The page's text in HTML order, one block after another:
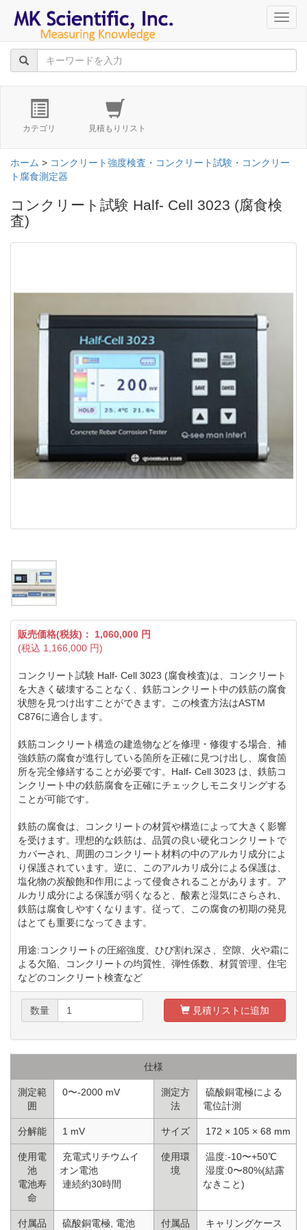
カテゴリ 見積もりリスト
ホーム > コンクリート強度検査・コンクリート試験・コンクリー
ト腐食測定器
コンクリート試験 Half- Cell 3023 (腐食検
査)
販売価格(税抜)： 1,060,000 円
(税込 1,166,000 円)
コンクリート試験 Half- Cell 3023 (腐食検査)は、コンクリート
を大きく破壊することなく、鉄筋コンクリート中の鉄筋の腐食
状態を見つけ出すことができます。この検査方法はASTM
C876に適合します。
鉄筋コンクリート構造の建造物などを修理・修復する場合、補
強鉄筋の腐食が進行している箇所を正確に見つけ出し、腐食箇
所を完全修繕することが必要です。Half- Cell 3023 は、鉄筋コ
ンクリート中の鉄筋腐食を正確にチェックしモニタリングする
ことが可能です。
鉄筋の腐食は、コンクリートの材質や構造によって大きく影響
を受けます。理想的な鉄筋は、品質の良い硬化コンクリートで
カバーされ、周囲のコンクリート材料の中のアルカリ成分によ
り保護されています。逆に、このアルカリ成分による保護は、
塩化物の炭酸飽和作用によって侵食されることがあります。ア
ルカリ成分による保護が弱くなると、酸素と湿気にさらされ、
鉄筋は腐食しやすくなります。従って、この腐食の初期の発見
はとても重要になってきます。
用途:コンクリートの圧縮強度、ひび割れ深さ、空隙、火や霜に
よる欠陥、コンクリートの均質性、弾性係数、材質管理、住宅
などのコンクリート検査など
数量 見積リストに追加
仕様
測定範
囲
0〜-2000 mV
測定方
法
硫酸銅電極による
電位計測
分解能 1 mV サイズ 172 × 105 × 68 mm
使用電
池
電池寿
命
充電式リチウムイ
オン電池
連続約30時間
使用環
境
温度:-10〜+50℃
湿度:0〜80%(結露
なきこと)
付属品 硫酸銅電極, 電池 付属品 キャリングケース